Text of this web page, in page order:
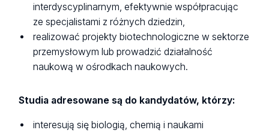
interdyscyplinarnym, efektywnie współpracując
ze specjalistami z różnych dziedzin,
realizować projekty biotechnologiczne w sektorze
przemysłowym lub prowadzić działalność
naukową w ośrodkach naukowych.
Studia adresowane są do kandydatów, którzy:
interesują się biologią, chemią i naukami